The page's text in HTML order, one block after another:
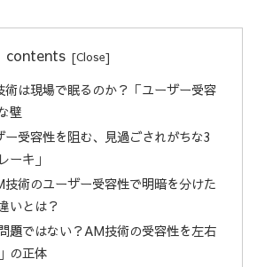
contents
は現場で眠るのか？「ユーザー受容
壁
受容性を阻む、見過ごされがちな3
ーキ」
技術のユーザー受容性で明暗を分けた
いとは？
題ではない？AM技術の受容性を左右
の正体